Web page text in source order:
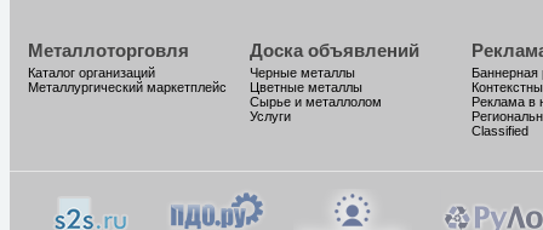
Металлоторговля
Каталог организаций
Металлургический маркетплейс
Доска объявлений
Черные металлы
Цветные металлы
Сырье и металлолом
Услуги
Баннерная
Реклама в
Classified